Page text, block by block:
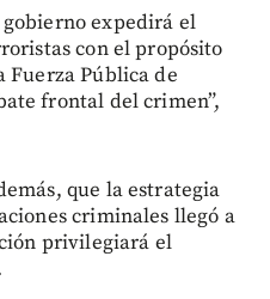
expedirá el
con el propósito
Fuerza Pública de
frontal del crimen”,
que la estrategia
criminales llegó a
privilegiará el